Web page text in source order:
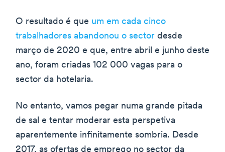
O resultado é que um em cada cinco
trabalhadores abandonou o sector desde
março de 2020 e que, entre abril e junho deste
ano, foram criadas 102 000 vagas para o
sector da hotelaria.
No entanto, vamos pegar numa grande pitada
de sal e tentar moderar esta perspetiva
aparentemente infinitamente sombria. Desde
2017, as ofertas de emprego no sector da